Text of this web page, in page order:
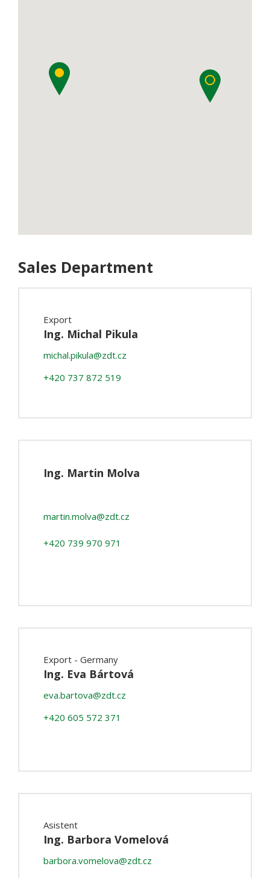
Sales Department
Export
Ing. Michal Pikula
michal.pikula@zdt.cz
+420 737 872 519
Ing. Martin Molva
martin.molva@zdt.cz
+420 739 970 971
Export - Germany
Ing. Eva Bártová
eva.bartova@zdt.cz
+420 605 572 371
Asistent
Ing. Barbora Vomelová
barbora.vomelova@zdt.cz